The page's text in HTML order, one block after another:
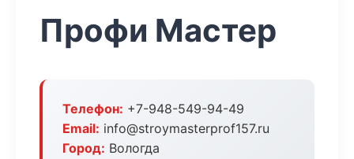
Профи Мастер
Телефон: +7-948-549-94-49
Email: info@stroymasterprof157.ru
Город: Вологда